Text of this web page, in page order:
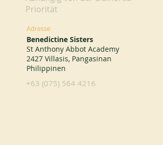
Priorität
Adresse
Benedictine Sisters
St Anthony Abbot Academy
2427 Villasis, Pangasinan
Philippinen
+63 (075) 564 4216